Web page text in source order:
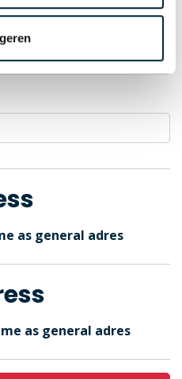
as general adres
as general adres